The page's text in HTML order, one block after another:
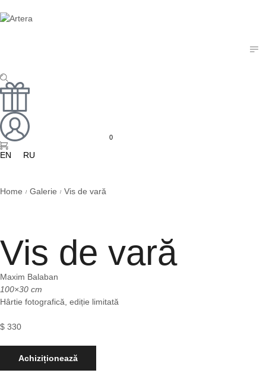
0
EN RU
Home / Galerie / Vis de vară
Vis de vară
Maxim Balaban
100×30 cm
Hârtie fotografică, ediție limitată
$ 330
Achiziționează